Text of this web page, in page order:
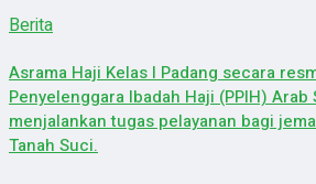
Berita
Asrama Haji Kelas I Padang secara
Penyelenggara Ibadah Haji (PPIH)
menjalankan tugas pelayanan bagi
Tanah Suci.